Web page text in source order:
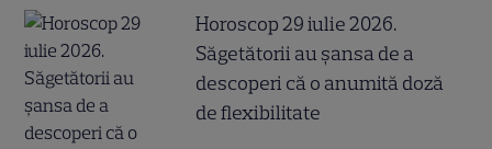
Horoscop 29 iulie 2026.
Săgetătorii au șansa de a
descoperi că o anumită doză
de flexibilitate